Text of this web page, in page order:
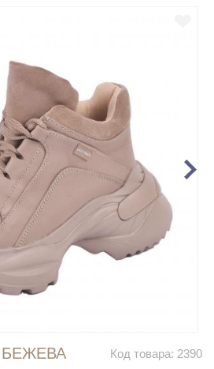
Код товара: 2390